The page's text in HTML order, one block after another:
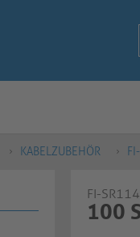
KABELZUBEHÖR
FI-SR114
100